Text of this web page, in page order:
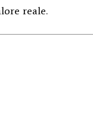
reale.